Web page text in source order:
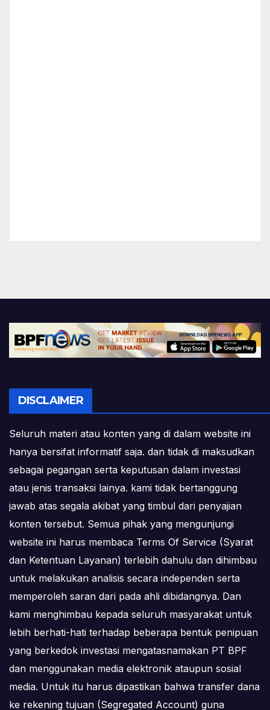
DISCLAIMER
Seluruh materi atau konten yang di dalam website ini
hanya bersifat informatif saja. dan tidak di maksudkan
sebagai pegangan serta keputusan dalam investasi
atau jenis transaksi lainya. kami tidak bertanggung
jawab atas segala akibat yang timbul dari penyajian
konten tersebut. Semua pihak yang mengunjungi
website ini harus membaca Terms Of Service (Syarat
dan Ketentuan Layanan) terlebih dahulu dan dihimbau
untuk melakukan analisis secara independen serta
memperoleh saran dari pada ahli dibidangnya. Dan
kami menghimbau kepada seluruh masyarakat untuk
lebih berhati-hati terhadap beberapa bentuk penipuan
yang berkedok investasi mengatasnamakan PT BPF
dan menggunakan media elektronik ataupun sosial
media. Untuk itu harus dipastikan bahwa transfer dana
ke rekening tujuan (Segregated Account) guna